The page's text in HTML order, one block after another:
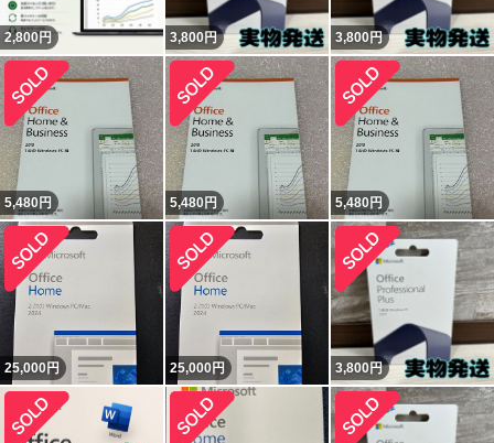
2,800円 3,800円 3,800円
5,480円 5,480円 5,480円
25,000円 25,000円 3,800円